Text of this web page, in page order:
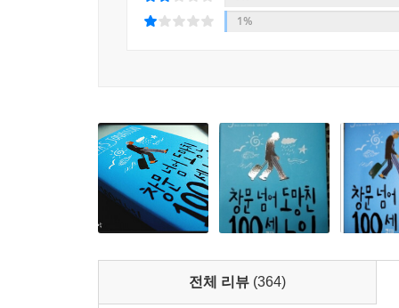
엄청난 사건과 고난이 끝없이 이어지는 와중에도
그리고 행복한 삶을 살고자 하는 자유의지를 과연
이데올로기의 함정을 비웃는 정치적 중립성
작품 속 알란의 철학은 간단명료하다. 그는 푸
갖지 않는 백지 상태의 정신은 로버트 저메키스
1%
전체 리뷰 (364)